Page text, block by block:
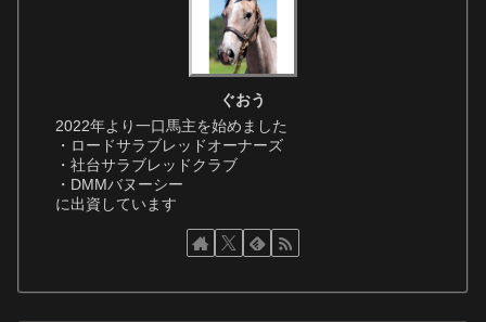
ぐおう
2022年より一口馬主を始めました
・ロードサラブレッドオーナーズ
・社台サラブレッドクラブ
・DMMバヌーシー
に出資しています